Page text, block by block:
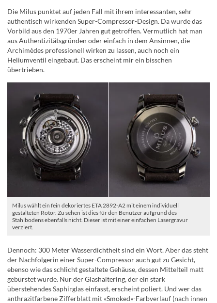
Die Milus punktet auf jeden Fall mit ihrem interessanten, sehr
authentisch wirkenden Super-Compressor-Design. Da wurde das
Vorbild aus den 1970er Jahren gut getroffen. Vermutlich hat man
aus Authentizitätsgründen oder einfach in dem Ansinnen, die
Archimèdes professionell wirken zu lassen, auch noch ein
Heliumventil eingebaut. Das erscheint mir ein bisschen
übertrieben.
Milus wählt ein fein dekoriertes ETA 2892-A2 mit einem individuell
gestalteten Rotor. Zu sehen ist dies für den Benutzer aufgrund des
Stahlbodens ebenfalls nicht. Dieser ist mit einer einfachen Lasergravur
verziert.
Dennoch: 300 Meter Wasserdichtheit sind ein Wort. Aber das steht
der Nachfolgerin einer Super-Compressor auch gut zu Gesicht,
ebenso wie das schlicht gestaltete Gehäuse, dessen Mittelteil matt
gebürstet wurde. Nur der Glashaltering, der ein stark
überstehendes Saphirglas einfasst, erscheint poliert. Und wer das
anthrazitfarbene Zifferblatt mit «Smoked»-Farbverlauf (nach innen